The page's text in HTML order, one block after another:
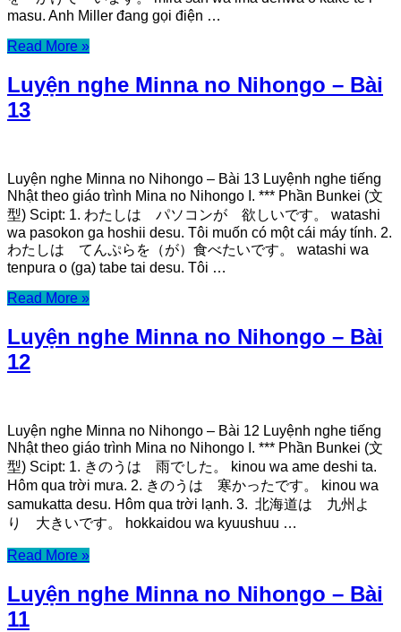
masu. Anh Miller đang gọi điện …
Read More »
Luyện nghe Minna no Nihongo – Bài
13
Luyện nghe Minna no Nihongo – Bài 13 Luyệnh nghe tiếng
Nhật theo giáo trình Mina no Nihongo I. *** Phần Bunkei (文
型) Scipt: 1. わたしは パソコンが 欲しいです。 watashi
wa pasokon ga hoshii desu. Tôi muốn có một cái máy tính. 2.
わたしは てんぷらを（が）食べたいです。 watashi wa
tenpura o (ga) tabe tai desu. Tôi …
Read More »
Luyện nghe Minna no Nihongo – Bài
12
Luyện nghe Minna no Nihongo – Bài 12 Luyệnh nghe tiếng
Nhật theo giáo trình Mina no Nihongo I. *** Phần Bunkei (文
型) Scipt: 1. きのうは 雨でした。 kinou wa ame deshi ta.
Hôm qua trời mưa. 2. きのうは 寒かったです。 kinou wa
samukatta desu. Hôm qua trời lạnh. 3. 北海道は 九州よ
り 大きいです。 hokkaidou wa kyuushuu …
Read More »
Luyện nghe Minna no Nihongo – Bài
11